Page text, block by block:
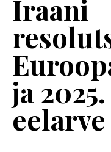
Iraani
ja
eelarve